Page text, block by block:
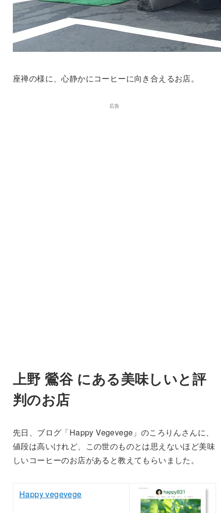
座禅の様に、心静かにコーヒーに向き合えるお店。
広告
上野 鶯谷 にある美味しいと評
判のお店
先日、ブログ「Happy Vegevege」のころりんさんに、
値段は高いけれど、この世のものとは思えないほど美味
しいコーヒーのお店があると教えてもらいました。
Happy vegevege